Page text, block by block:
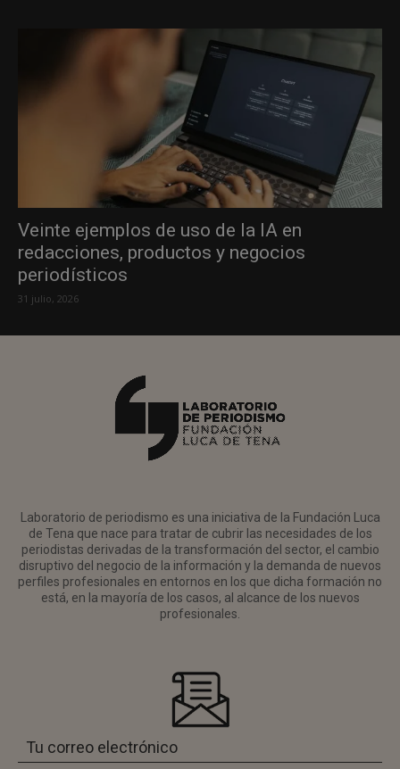
Veinte ejemplos de uso de la IA en
redacciones, productos y negocios
periodísticos
31 julio, 2026
Laboratorio de periodismo es una iniciativa de la Fundación Luca
de Tena que nace para tratar de cubrir las necesidades de los
periodistas derivadas de la transformación del sector, el cambio
disruptivo del negocio de la información y la demanda de nuevos
perfiles profesionales en entornos en los que dicha formación no
está, en la mayoría de los casos, al alcance de los nuevos
profesionales.